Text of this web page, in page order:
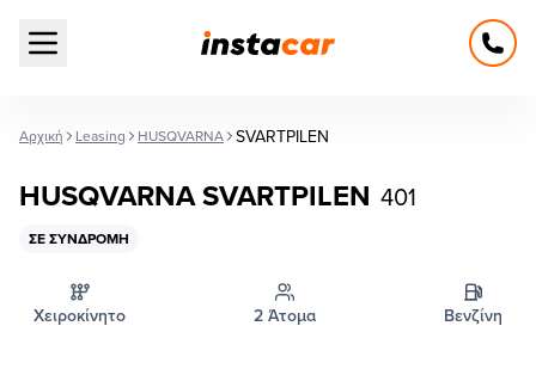
Open main menu
Αρχική Leasing HUSQVARNA SVARTPILEN
HUSQVARNA SVARTPILEN 401
ΣΕ ΣΥΝΔΡΟΜΉ
Χειροκίνητο 2 Άτομα Βενζίνη